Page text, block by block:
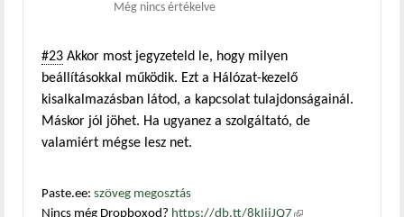
Még nincs értékelve
#23 Akkor most jegyzeteld le, hogy milyen
beállításokkal működik. Ezt a Hálózat-kezelő
kisalkalmazásban látod, a kapcsolat tulajdonságainál.
Máskor jól jöhet. Ha ugyanez a szolgáltató, de
valamiért mégse lesz net.
Paste.ee: szöveg megosztás
Nincs még Dropboxod? https://db.tt/8kIjjJQ7 (külső